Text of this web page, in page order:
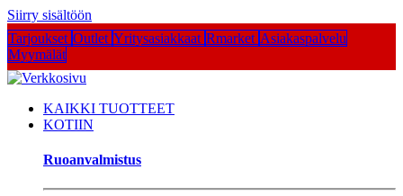
Siirry sisältöön
Tarjoukset Outlet Yritysasiakkaat Rmarket Asiakaspalvelu
Myymälät
KAIKKI TUOTTEET
KOTIIN
Ruoanvalmistus